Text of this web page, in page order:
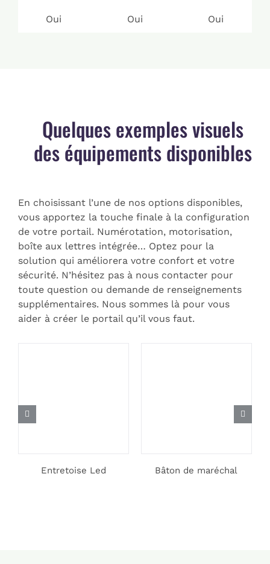
Oui Oui Oui
Quelques exemples visuels
des équipements disponibles
En choisissant l’une de nos options disponibles,
vous apportez la touche finale à la configuration
de votre portail. Numérotation, motorisation,
boîte aux lettres intégrée… Optez pour la
solution qui améliorera votre confort et votre
sécurité. N’hésitez pas à nous contacter pour
toute question ou demande de renseignements
supplémentaires. Nous sommes là pour vous
aider à créer le portail qu’il vous faut.
Entretoise Led Bâton de maréchal